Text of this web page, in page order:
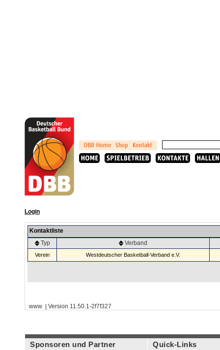
Login
Kontaktliste
Typ
Verband
Verein Westdeutscher Basketball-Verband e.V.
www | Version 11.50.1-2f7f327
Sponsoren und Partner Quick-Links